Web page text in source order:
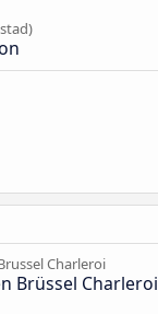
Charleroi
Brüssel Charleroi